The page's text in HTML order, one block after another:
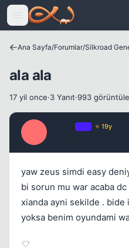
Icerige atla
Ana Sayfa/Forumlar/
ala ala
17 yil once·3 Yanıt·993
⭐ 19y
yaw zeus simdi easy
bi sorun mu war acaba
xianda ayni sekilde .
yoksa benim oyundami